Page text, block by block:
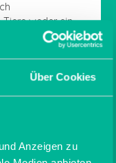
Über Cookies
Anzeigen zu
weder ein-
dass auch
Umzäunung